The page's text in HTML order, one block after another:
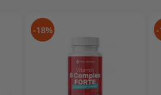
-18% -